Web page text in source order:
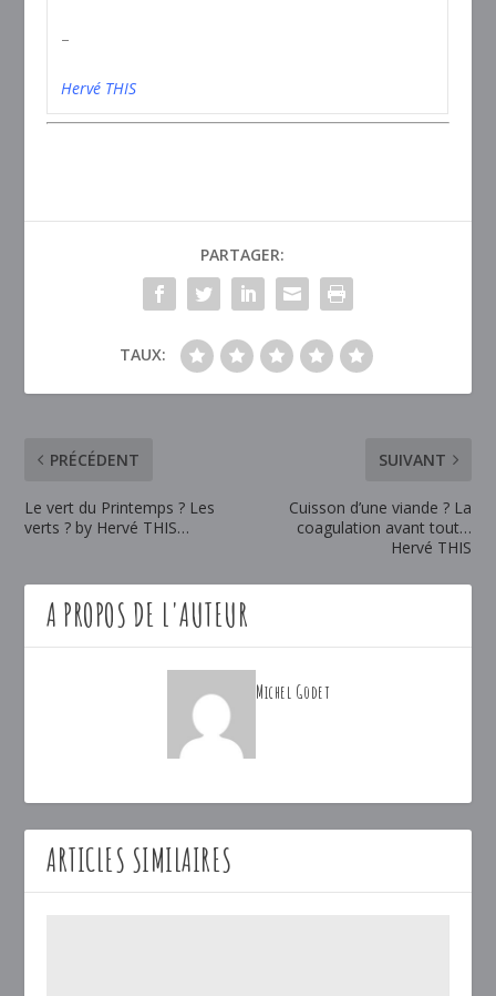
–
Hervé THIS
PARTAGER:
TAUX:
PRÉCÉDENT
Le vert du Printemps ? Les
verts ? by Hervé THIS…
SUIVANT
Cuisson d’une viande ? La
coagulation avant tout…
Hervé THIS
A PROPOS DE L'AUTEUR
Michel Godet
ARTICLES SIMILAIRES